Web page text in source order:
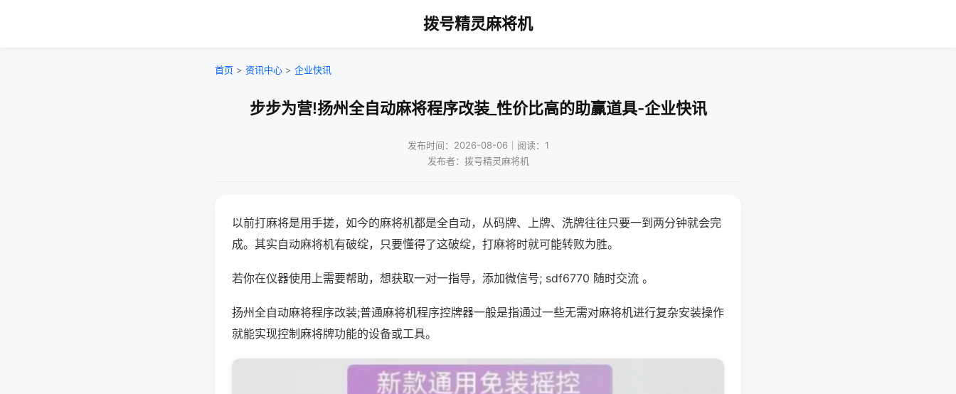
拨号精灵麻将机
首页 > 资讯中心 > 企业快讯
步步为营!扬州全自动麻将程序改装_性价比高的助赢道具-企业快讯
发布时间：2026-08-06｜阅读：1
发布者：拨号精灵麻将机
以前打麻将是用手搓，如今的麻将机都是全自动，从码牌、上牌、洗牌往往只要一到两分钟就会完
成。其实自动麻将机有破绽，只要懂得了这破绽，打麻将时就可能转败为胜。
若你在仪器使用上需要帮助，想获取一对一指导，添加微信号; sdf6770 随时交流 。
扬州全自动麻将程序改装;普通麻将机程序控牌器一般是指通过一些无需对麻将机进行复杂安装操作
就能实现控制麻将牌功能的设备或工具。